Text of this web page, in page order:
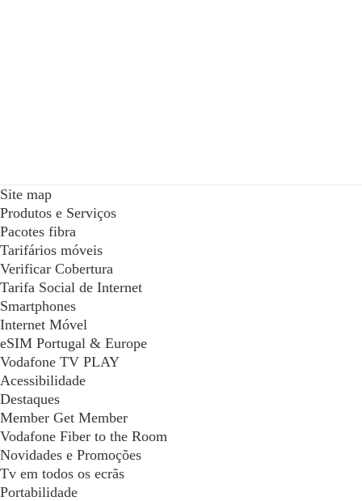
Site map
Produtos e Serviços
Pacotes fibra
Tarifários móveis
Verificar Cobertura
Tarifa Social de Internet
Smartphones
Internet Móvel
eSIM Portugal & Europe
Vodafone TV PLAY
Acessibilidade
Destaques
Member Get Member
Vodafone Fiber to the Room
Novidades e Promoções
Tv em todos os ecrãs
Portabilidade